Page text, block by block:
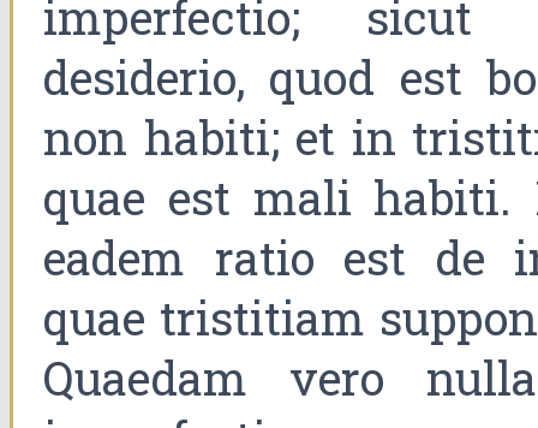
imperfectio; sicut
desiderio, quod est
non habiti; et in
quae est mali habiti.
eadem ratio est de
quae tristitiam
Quaedam vero